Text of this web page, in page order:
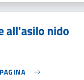
all'asilo nido